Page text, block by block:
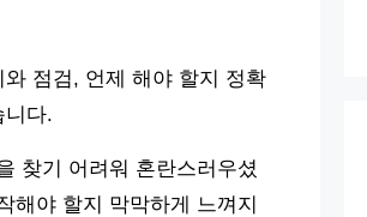
점검, 언제 해야 할지 정확
니다.
찾기 어려워 혼란스러우셨
해야 할지 막막하게 느껴지